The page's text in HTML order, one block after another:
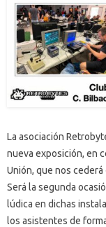
La asociación
nueva exposición, en
Unión, que nos
Será la segunda
lúdica en dichas
los asistentes de